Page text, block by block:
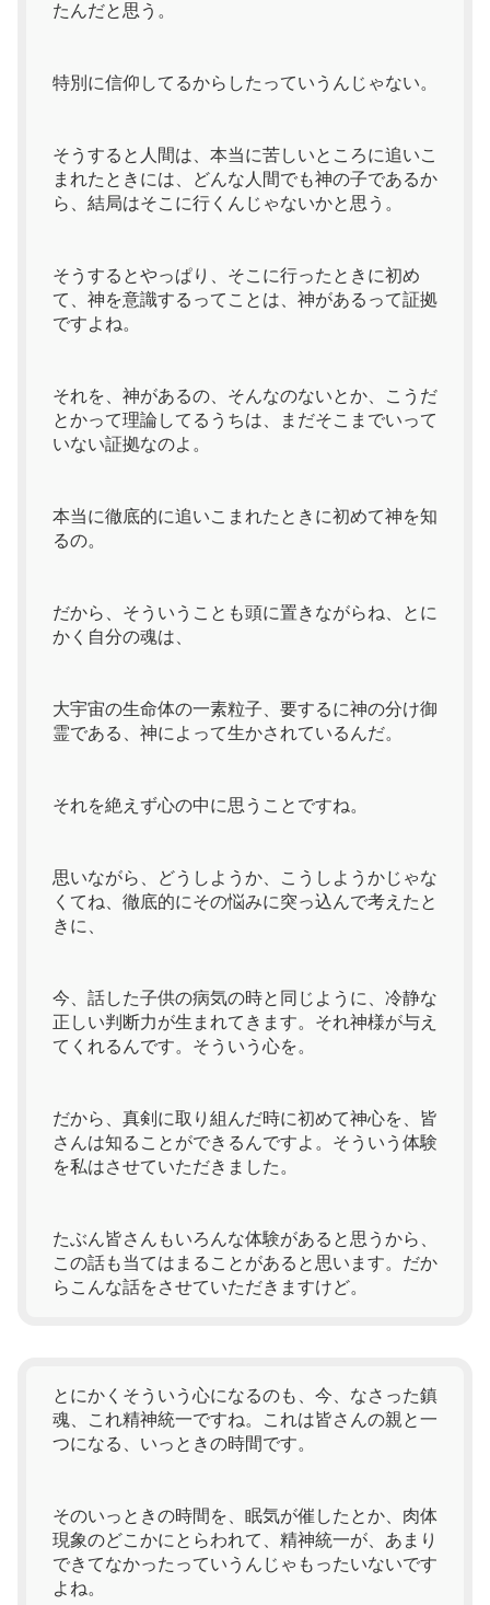
たんだと思う。
特別に信仰してるからしたっていうんじゃない。
そうすると人間は、本当に苦しいところに追いこ
まれたときには、どんな人間でも神の子であるか
ら、結局はそこに行くんじゃないかと思う。
そうするとやっぱり、そこに行ったときに初め
て、神を意識するってことは、神があるって証拠
ですよね。
それを、神があるの、そんなのないとか、こうだ
とかって理論してるうちは、まだそこまでいって
いない証拠なのよ。
本当に徹底的に追いこまれたときに初めて神を知
るの。
だから、そういうことも頭に置きながらね、とに
かく自分の魂は、
大宇宙の生命体の一素粒子、要するに神の分け御
霊である、神によって生かされているんだ。
それを絶えず心の中に思うことですね。
思いながら、どうしようか、こうしようかじゃな
くてね、徹底的にその悩みに突っ込んで考えたと
きに、
今、話した子供の病気の時と同じように、冷静な
正しい判断力が生まれてきます。それ神様が与え
てくれるんです。そういう心を。
だから、真剣に取り組んだ時に初めて神心を、皆
さんは知ることができるんですよ。そういう体験
を私はさせていただきました。
たぶん皆さんもいろんな体験があると思うから、
この話も当てはまることがあると思います。だか
らこんな話をさせていただきますけど。
とにかくそういう心になるのも、今、なさった鎮
魂、これ精神統一ですね。これは皆さんの親と一
つになる、いっときの時間です。
そのいっときの時間を、眠気が催したとか、肉体
現象のどこかにとらわれて、精神統一が、あまり
できてなかったっていうんじゃもったいないです
よね。